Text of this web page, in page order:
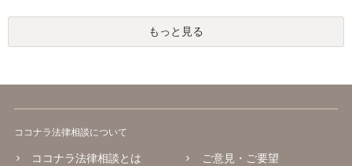
もっと見る
ココナラ法律相談について
ココナラ法律相談とは
ご意見・ご要望